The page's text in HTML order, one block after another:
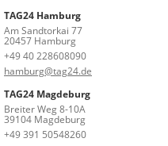
TAG24 Hamburg
Am Sandtorkai 77
20457 Hamburg
+49 40 228608090
hamburg@tag24.de
TAG24 Magdeburg
Breiter Weg 8-10A
39104 Magdeburg
+49 391 50548260